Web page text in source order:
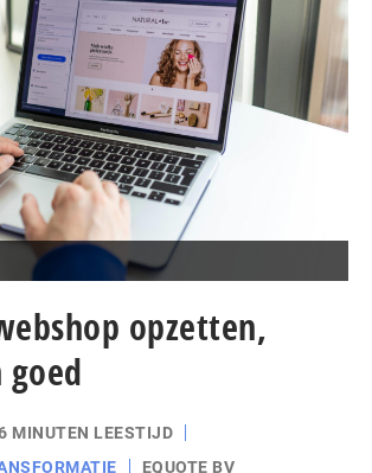
opzetten,
MINUTEN LEESTIJD
EQUOTE BV